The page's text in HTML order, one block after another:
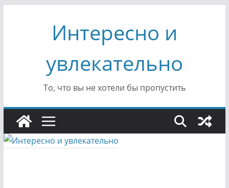
содержимомуИнтересно и
увлекательно
То, что вы не хотели бы пропустить